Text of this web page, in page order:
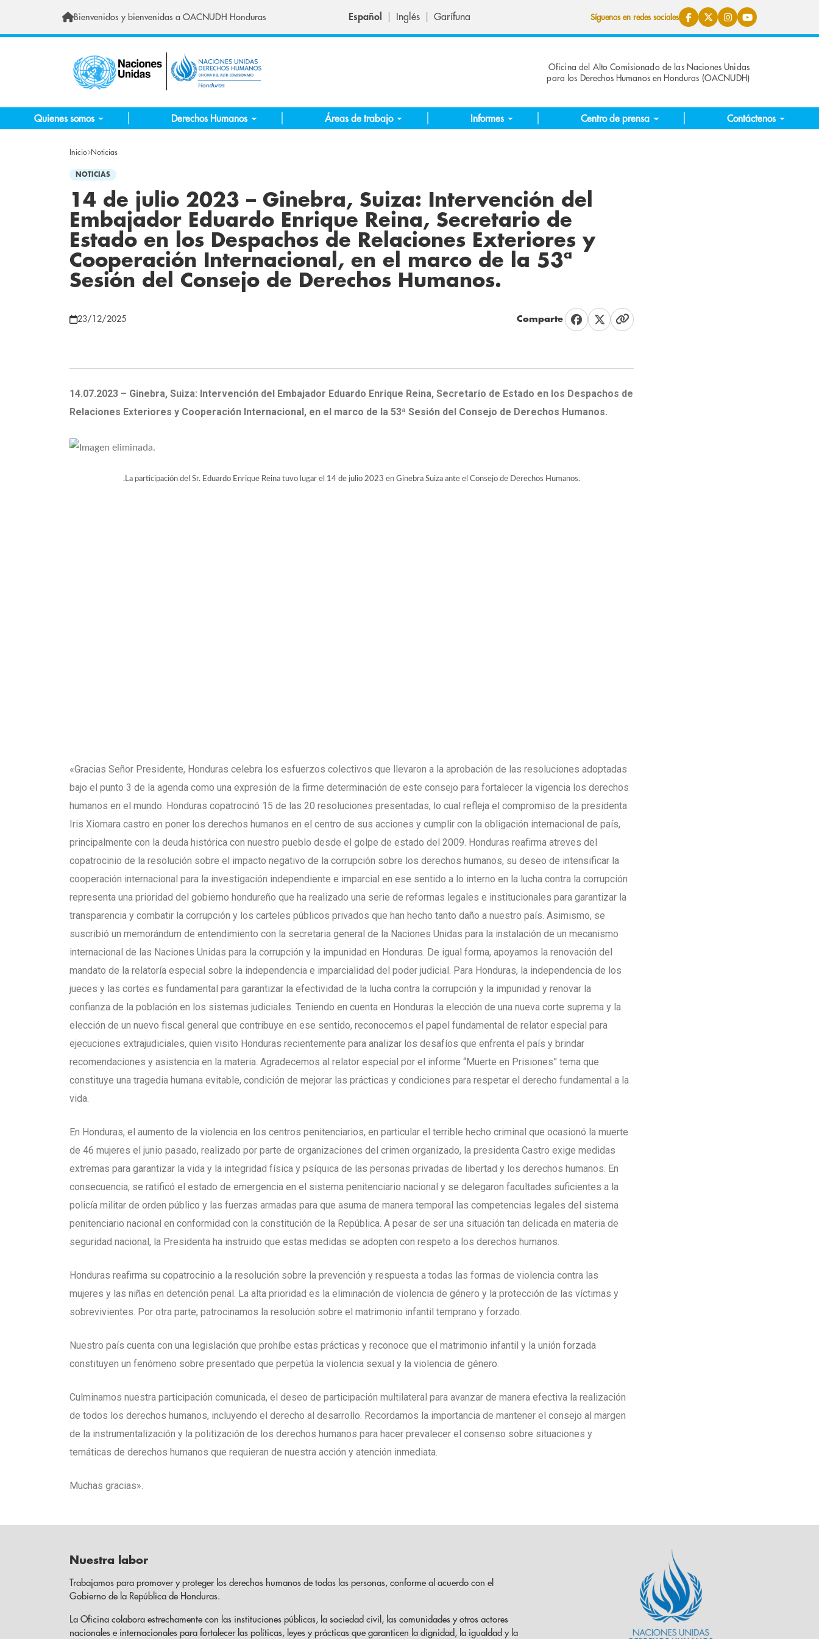
Bienvenidos y bienvenidas a OACNUDH Honduras Español Inglés Garífuna Síguenos en redes sociales
Oficina del Alto Comisionado de las Naciones Unidas
para los Derechos Humanos en Honduras (OACNUDH)
Quienes somos Derechos Humanos Áreas de trabajo Informes Centro de prensa Contáctenos
Inicio Noticias
NOTICIAS
14 de julio 2023 – Ginebra, Suiza: Intervención del
Embajador Eduardo Enrique Reina, Secretario de
Estado en los Despachos de Relaciones Exteriores y
Cooperación Internacional, en el marco de la 53ª
Sesión del Consejo de Derechos Humanos.
23/12/2025 Comparte
14.07.2023 – Ginebra, Suiza: Intervención del Embajador Eduardo Enrique Reina, Secretario de Estado en los Despachos de
Relaciones Exteriores y Cooperación Internacional, en el marco de la 53ª Sesión del Consejo de Derechos Humanos.
.La participación del Sr. Eduardo Enrique Reina tuvo lugar el 14 de julio 2023 en Ginebra Suiza ante el Consejo de Derechos Humanos.
«Gracias Señor Presidente, Honduras celebra los esfuerzos colectivos que llevaron a la aprobación de las resoluciones adoptadas
bajo el punto 3 de la agenda como una expresión de la firme determinación de este consejo para fortalecer la vigencia los derechos
humanos en el mundo. Honduras copatrocinó 15 de las 20 resoluciones presentadas, lo cual refleja el compromiso de la presidenta
Iris Xiomara castro en poner los derechos humanos en el centro de sus acciones y cumplir con la obligación internacional de país,
principalmente con la deuda histórica con nuestro pueblo desde el golpe de estado del 2009. Honduras reafirma atreves del
copatrocinio de la resolución sobre el impacto negativo de la corrupción sobre los derechos humanos, su deseo de intensificar la
cooperación internacional para la investigación independiente e imparcial en ese sentido a lo interno en la lucha contra la corrupción
representa una prioridad del gobierno hondureño que ha realizado una serie de reformas legales e institucionales para garantizar la
transparencia y combatir la corrupción y los carteles públicos privados que han hecho tanto daño a nuestro país. Asimismo, se
suscribió un memorándum de entendimiento con la secretaria general de la Naciones Unidas para la instalación de un mecanismo
internacional de las Naciones Unidas para la corrupción y la impunidad en Honduras. De igual forma, apoyamos la renovación del
mandato de la relatoría especial sobre la independencia e imparcialidad del poder judicial. Para Honduras, la independencia de los
jueces y las cortes es fundamental para garantizar la efectividad de la lucha contra la corrupción y la impunidad y renovar la
confianza de la población en los sistemas judiciales. Teniendo en cuenta en Honduras la elección de una nueva corte suprema y la
elección de un nuevo fiscal general que contribuye en ese sentido, reconocemos el papel fundamental de relator especial para
ejecuciones extrajudiciales, quien visito Honduras recientemente para analizar los desafíos que enfrenta el país y brindar
recomendaciones y asistencia en la materia. Agradecemos al relator especial por el informe “Muerte en Prisiones” tema que
constituye una tragedia humana evitable, condición de mejorar las prácticas y condiciones para respetar el derecho fundamental a la
vida.
En Honduras, el aumento de la violencia en los centros penitenciarios, en particular el terrible hecho criminal que ocasionó la muerte
de 46 mujeres el junio pasado, realizado por parte de organizaciones del crimen organizado, la presidenta Castro exige medidas
extremas para garantizar la vida y la integridad física y psíquica de las personas privadas de libertad y los derechos humanos. En
consecuencia, se ratificó el estado de emergencia en el sistema penitenciario nacional y se delegaron facultades suficientes a la
policía militar de orden público y las fuerzas armadas para que asuma de manera temporal las competencias legales del sistema
penitenciario nacional en conformidad con la constitución de la República. A pesar de ser una situación tan delicada en materia de
seguridad nacional, la Presidenta ha instruido que estas medidas se adopten con respeto a los derechos humanos.
Honduras reafirma su copatrocinio a la resolución sobre la prevención y respuesta a todas las formas de violencia contra las
mujeres y las niñas en detención penal. La alta prioridad es la eliminación de violencia de género y la protección de las víctimas y
sobrevivientes. Por otra parte, patrocinamos la resolución sobre el matrimonio infantil temprano y forzado.
Nuestro país cuenta con una legislación que prohíbe estas prácticas y reconoce que el matrimonio infantil y la unión forzada
constituyen un fenómeno sobre presentado que perpetúa la violencia sexual y la violencia de género.
Culminamos nuestra participación comunicada, el deseo de participación multilateral para avanzar de manera efectiva la realización
de todos los derechos humanos, incluyendo el derecho al desarrollo. Recordamos la importancia de mantener el consejo al margen
de la instrumentalización y la politización de los derechos humanos para hacer prevalecer el consenso sobre situaciones y
temáticas de derechos humanos que requieran de nuestra acción y atención inmediata.
Muchas gracias».
Nuestra labor
Trabajamos para promover y proteger los derechos humanos de todas las personas, conforme al acuerdo con el
Gobierno de la República de Honduras.
La Oficina colabora estrechamente con las instituciones públicas, la sociedad civil, las comunidades y otros actores
nacionales e internacionales para fortalecer las políticas, leyes y prácticas que garanticen la dignidad, la igualdad y la